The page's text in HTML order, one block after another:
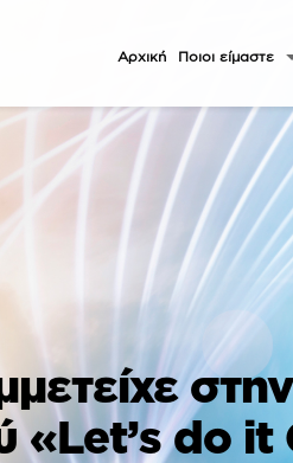
Αρχική Ποιοι είμαστε
«Let’s do it